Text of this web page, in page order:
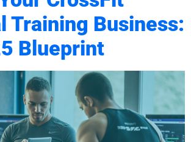
Training Business:
Blueprint